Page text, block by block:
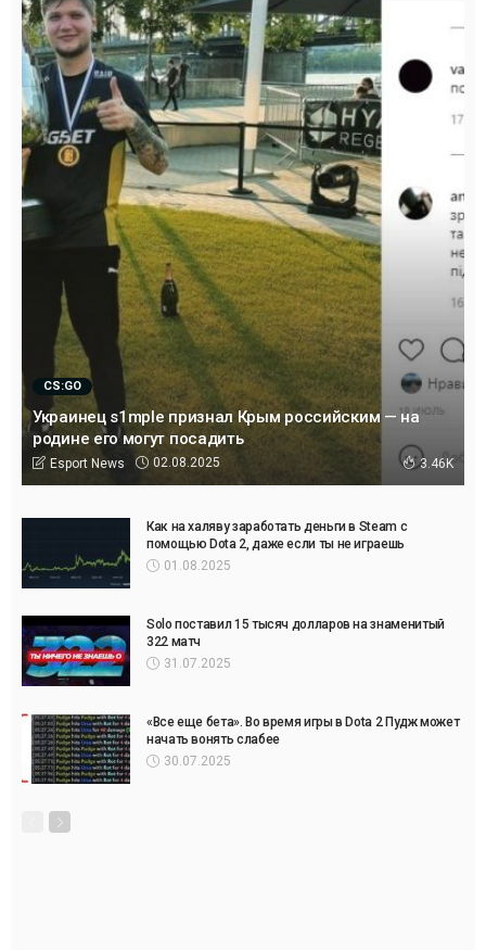
CS:GO
Украинец s1mple признал Крым российским — на
родине его могут посадить
Esport News 02.08.2025 3.46K
Как на халяву заработать деньги в Steam с
помощью Dota 2, даже если ты не играешь
01.08.2025
Solo поставил 15 тысяч долларов на знаменитый
322 матч
31.07.2025
«Все еще бета». Во время игры в Dota 2 Пудж может
начать вонять слабее
30.07.2025